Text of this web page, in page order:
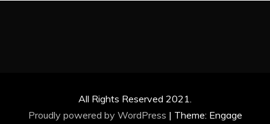
All Rights Reserved 2021.
Proudly powered by WordPress | Theme: Engage